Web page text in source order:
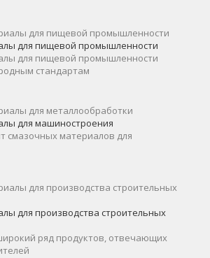
для пищевой промышленности
для пищевой промышленности
стандартам
для машиностроения
смазочных материалов для
для производства строительных
ряд продуктов, отвечающих